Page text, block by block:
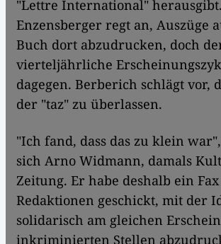
"Lettre International" herausgibt.
Enzensberger regt an, Auszüge
Buch dort abzudrucken, doch
vierteljährliche
dagegen. Berberich schlägt vor,
der "taz" zu überlassen.
"Ich fand, dass das zu klein
sich Arno Widmann, damals
Zeitung. Er habe deshalb ein
Redaktionen geschickt, mit der
solidarisch am gleichen
inkriminierten Stellen